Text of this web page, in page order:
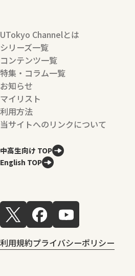
UTokyo Channelとは
シリーズ一覧
コンテンツ一覧
特集・コラム一覧
お知らせ
マイリスト
利用方法
当サイトへのリンクについて
中高生向け TOP
English TOP
利用規約プライバシーポリシー